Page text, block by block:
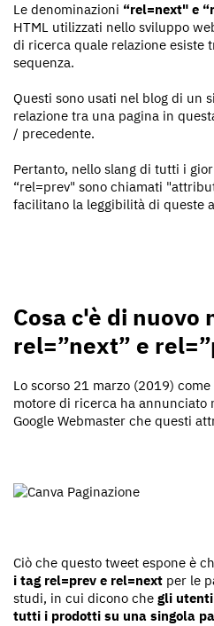
Le denominazioni “rel=next" e
HTML utilizzati nello sviluppo
di ricerca quale relazione esiste
sequenza.
Questi sono usati nel blog di un
relazione tra una pagina in
/ precedente.
Pertanto, nello slang di tutti i
“rel=prev" sono chiamati
facilitano la leggibilità di queste
Cosa c'è di
rel=”next” e
Lo scorso 21 marzo (2019)
motore di ricerca ha
Google Webmaster che questi
Ciò che questo tweet espone è
i tag rel=prev e rel=next per le
studi, in cui dicono che gli utenti
tutti i prodotti su una singola